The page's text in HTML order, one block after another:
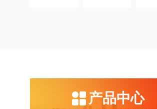
产品中心